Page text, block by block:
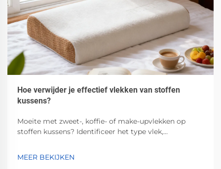
Hoe verwijder je effectief vlekken van stoffen
kussens?
Moeite met zweet-, koffie- of make-upvlekken op
stoffen kussens? Identificeer het type vlek,
Ontvang nu professionele tips.
MEER BEKIJKEN